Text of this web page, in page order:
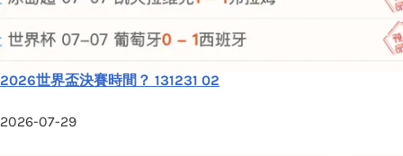
2026世界盃決賽時間？ 131231 02
2026-07-29